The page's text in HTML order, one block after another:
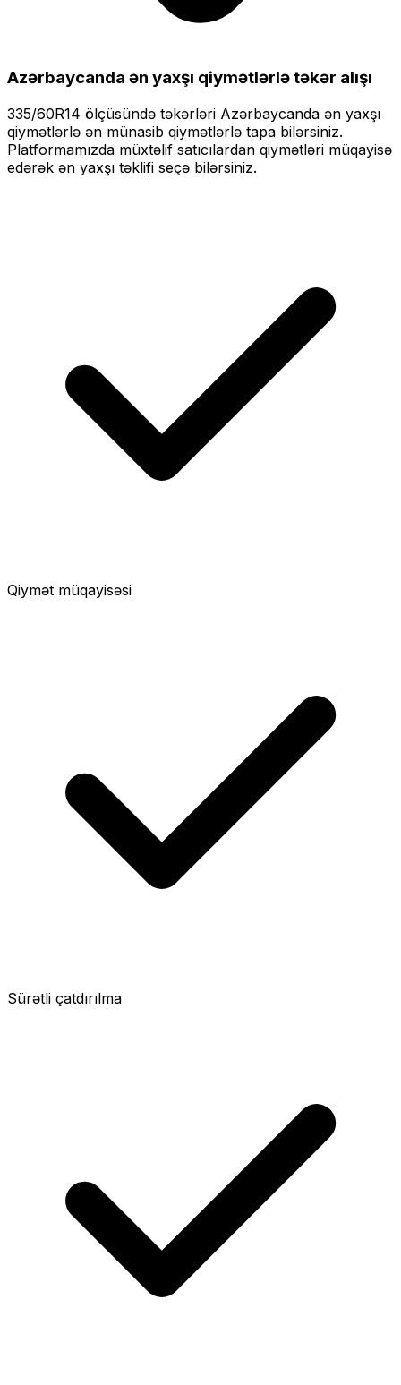
Azərbaycanda ən yaxşı qiymətlərlətəkər alışı
335/60R14 ölçüsündə təkərləri Azərbaycanda ən yaxşı
qiymətlərlə ən münasib qiymətlərlə tapa bilərsiniz.
Platformamızda müxtəlif satıcılardan qiymətləri müqayisə
edərək ən yaxşı təklifi seçə bilərsiniz.
Qiymət müqayisəsi
Sürətli çatdırılma